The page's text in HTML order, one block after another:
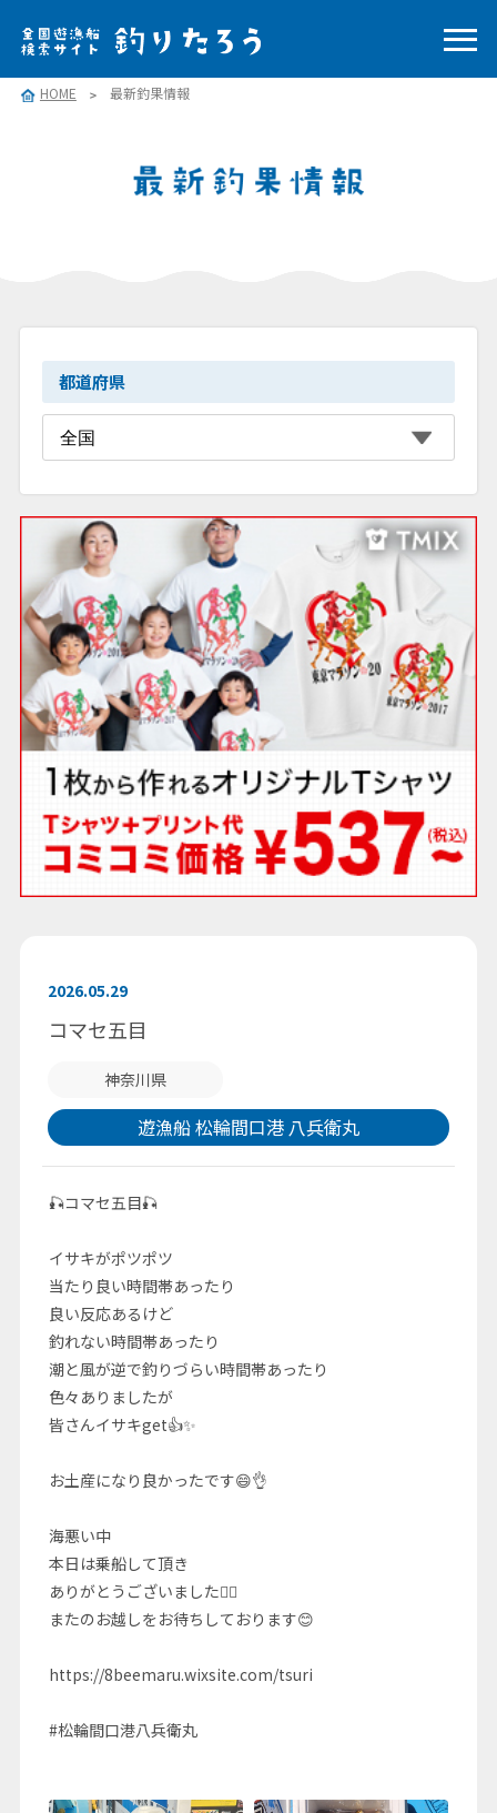
HOME 最新釣果情報
都道府県
2026.05.29
コマセ五目
神奈川県
遊漁船 松輪間口港 八兵衛丸
🎣コマセ五目🎣
イサキがポツポツ
当たり良い時間帯あったり
良い反応あるけど
釣れない時間帯あったり
潮と風が逆で釣りづらい時間帯あったり
色々ありましたが
皆さんイサキget👍✨
お土産になり良かったです😄👌
海悪い中
本日は乗船して頂き
ありがとうございました🙇‍♂️
またのお越しをお待ちしております😊
https://8beemaru.wixsite.com/tsuri
#松輪間口港八兵衛丸